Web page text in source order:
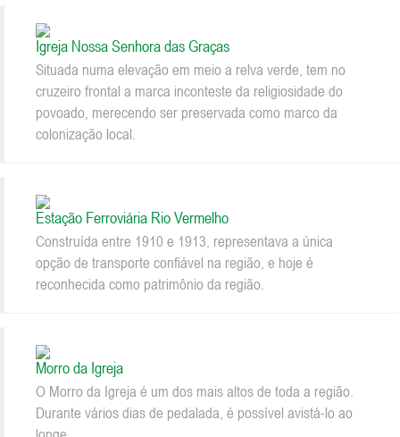
Igreja Nossa Senhora das Graças
Situada numa elevação em meio a relva verde, tem no
cruzeiro frontal a marca inconteste da religiosidade do
povoado, merecendo ser preservada como marco da
colonização local.
Estação Ferroviária Rio Vermelho
Construída entre 1910 e 1913, representava a única
opção de transporte confiável na região, e hoje é
reconhecida como patrimônio da região.
Morro da Igreja
O Morro da Igreja é um dos mais altos de toda a região.
Durante vários dias de pedalada, é possível avistá-lo ao